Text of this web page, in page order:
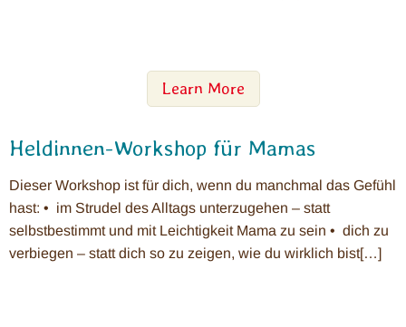
Learn More
Heldinnen-Workshop für Mamas
Dieser Workshop ist für dich, wenn du manchmal das Gefühl
hast: • im Strudel des Alltags unterzugehen – statt
selbstbestimmt und mit Leichtigkeit Mama zu sein • dich zu
verbiegen – statt dich so zu zeigen, wie du wirklich bist[…]